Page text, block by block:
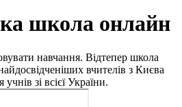
школа онлайн
навчання. Відтепер школа
вчителів з Києва
зі всієї України.